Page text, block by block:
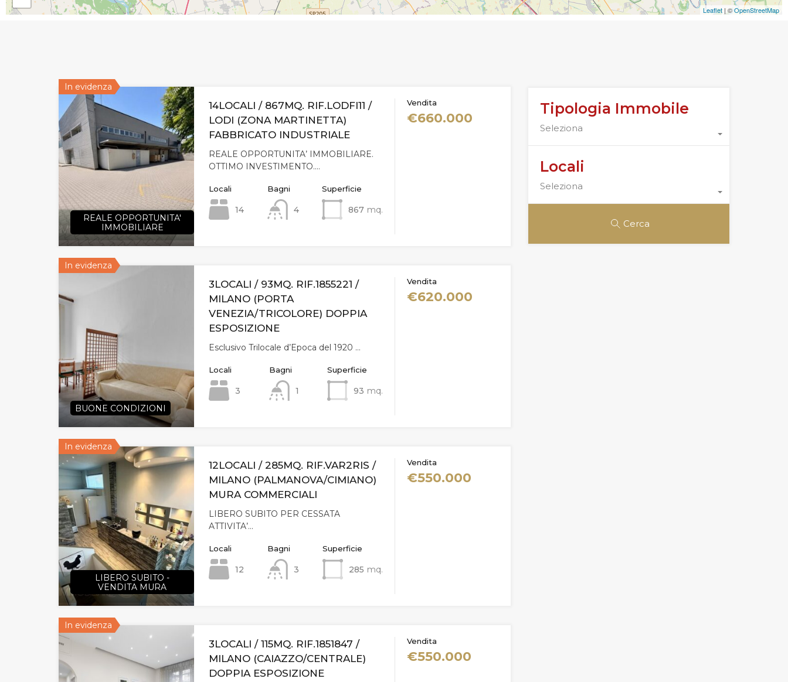
Leaflet | ©OpenStreetMap
In evidenza
REALE OPPORTUNITA'
IMMOBILIARE
14LOCALI / 867MQ. RIF.LODFI11 /
LODI (ZONA MARTINETTA)
FABBRICATO INDUSTRIALE
REALE OPPORTUNITA’ IMMOBILIARE.
OTTIMO INVESTIMENTO.…
Locali
14
Bagni
4
Superficie
867 mq.
Vendita
€660.000
In evidenza
BUONE CONDIZIONI
3LOCALI / 93MQ. RIF.1855221 /
MILANO (PORTA
VENEZIA/TRICOLORE) DOPPIA
ESPOSIZIONE
Esclusivo Trilocale d’Epoca del 1920 …
Locali
3
Bagni
1
Superficie
93 mq.
Vendita
€620.000
In evidenza
LIBERO SUBITO -
VENDITA MURA
12LOCALI / 285MQ. RIF.VAR2RIS /
MILANO (PALMANOVA/CIMIANO)
MURA COMMERCIALI
LIBERO SUBITO PER CESSATA
ATTIVITA’…
Locali
12
Bagni
3
Superficie
285 mq.
Vendita
€550.000
In evidenza
3LOCALI / 115MQ. RIF.1851847 /
MILANO (CAIAZZO/CENTRALE)
DOPPIA ESPOSIZIONE
Vendita
€550.000
Tipologia Immobile
Seleziona
Locali
Seleziona
Cerca